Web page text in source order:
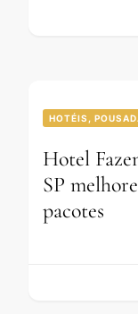
HOTÉIS,
Hotel
SP
pacotes